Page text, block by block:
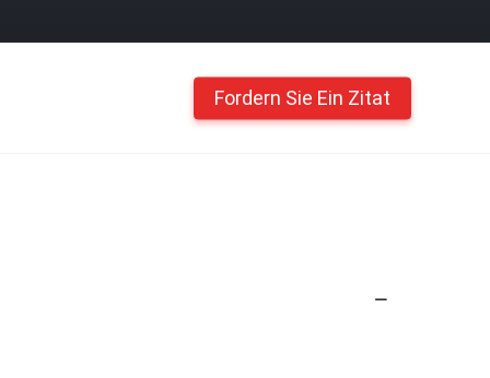
Fordern Sie Ein Zitat